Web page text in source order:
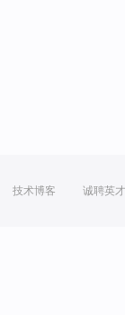
技术博客 诚聘英才